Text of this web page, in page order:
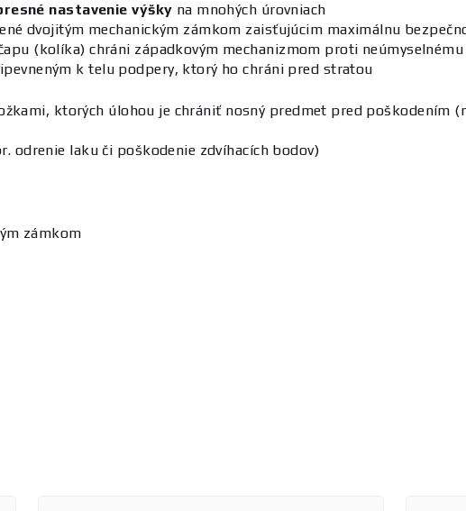
nastavenie výšky na mnohých úrovniach
dvojitým mechanickým zámkom zaisťujúcim maximálnu
(kolíka) chráni západkovým mechanizmom proti
k telu podpery, ktorý ho chráni pred stratou
ktorých úlohou je chrániť nosný predmet pred poškodením
odrenie laku či poškodenie zdvíhacích bodov)
zámkom